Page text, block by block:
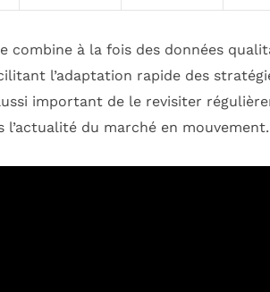
combine à la fois des données
l’adaptation rapide des
important de le revisiter
l’actualité du marché en mouvement.